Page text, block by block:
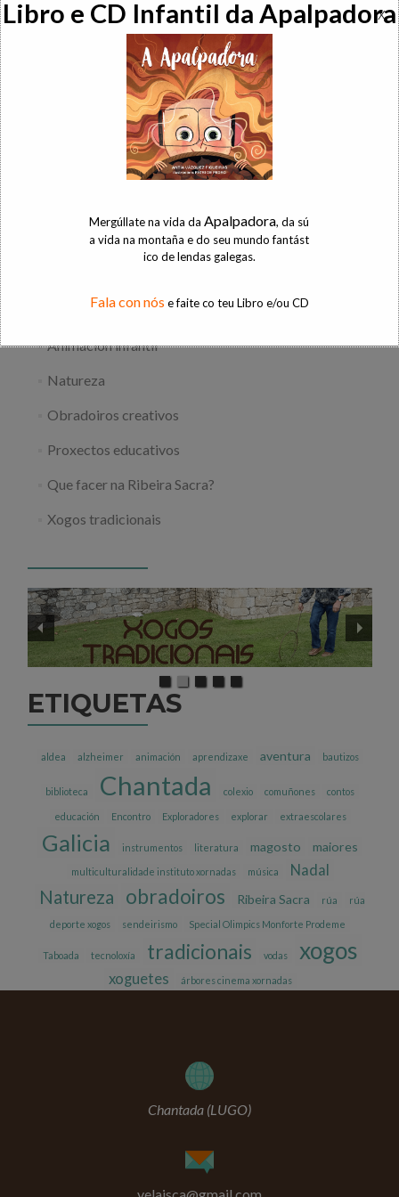
Pintura de dedos caseira
Xogos tradicionais: Os Birlos
Entroido Ribeirao
Xogos tradicionais: O Xogo da Ra
Sendeirismo na Ribeira Sacra: Pesqueiras
CATEGORÍAS
Animación infantil
Natureza
Obradoiros creativos
Proxectos educativos
Que facer na Ribeira Sacra?
Xogos tradicionais
ETIQUETAS
aldea alzheimer animación aprendizaxe aventura bautizos
biblioteca Chantada colexio comuñones contos
educación Encontro Exploradores explorar extraescolares
Galicia instrumentos literatura magosto maiores
multiculturalidade instituto xornadas música Nadal
Natureza obradoiros Ribeira Sacra rúa rúa
deporte xogos sendeirismo Special Olimpics Monforte Prodeme
Taboada tecnoloxía tradicionais vodas xogos
xoguetes árbores cinema xornadas
Chantada (LUGO)
Libro e CD Infantil da Apalpadora
x
Mergúllate na vida daApalpadora, da sú
a vida na montaña e do seu mundo fantást
ico de lendas galegas.
Fala con nós e faite co teu Libro e/ou CD